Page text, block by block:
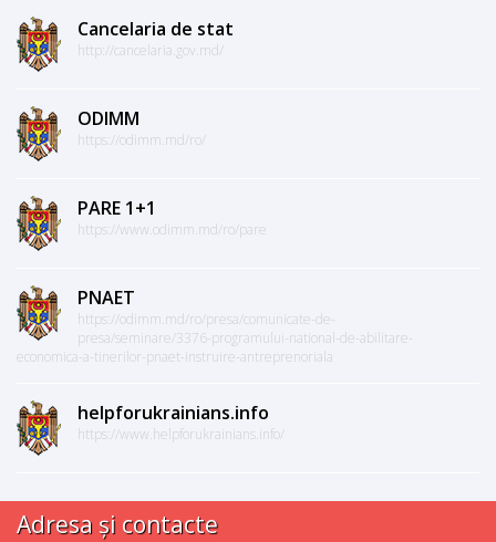
Cancelaria de stat
http://cancelaria.gov.md/
ODIMM
https://odimm.md/ro/
PARE 1+1
https://www.odimm.md/ro/pare
PNAET
https://odimm.md/ro/presa/comunicate-de-
presa/seminare/3376-programului-national-de-abilitare-
economica-a-tinerilor-pnaet-instruire-antreprenoriala
helpforukrainians.info
https://www.helpforukrainians.info/
Adresa și contacte